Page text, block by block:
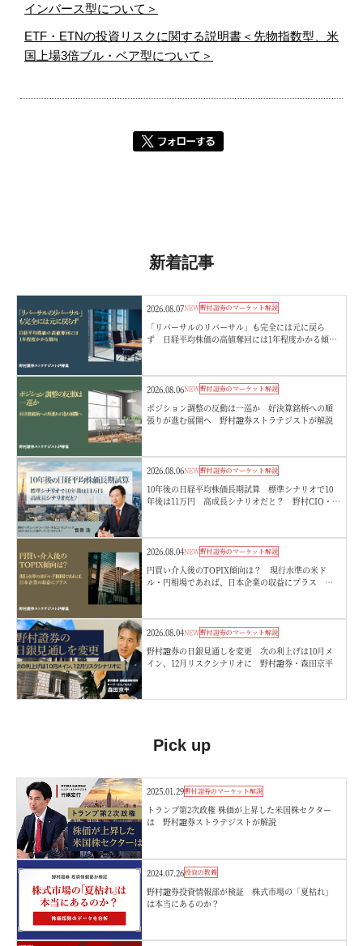
インバース型について＞
ETF・ETNの投資リスクに関する説明書＜先物指数型、米
国上場3倍ブル・ベア型について＞
新着記事
2026.08.07NEW野村證券のマーケット解説
「リバーサルのリバーサル」も完全には元に戻ら
ず 日経平均株価の高値奪回には1年程度かかる傾
2026.08.06NEW野村證券のマーケット解説
ポジション調整の反動は一巡か 好決算銘柄への順
張りが進む展開へ 野村證券ストラテジストが解説
2026.08.06NEW野村證券のマーケット解説
10年後の日経平均株価長期試算 標準シナリオで10
年後は11万円 高成長シナリオだと？ 野村CIO・宮
2026.08.04NEW野村證券のマーケット解説
円買い介入後のTOPIX傾向は？ 現行水準の米ド
ル・円相場であれば、日本企業の収益にプラス 野
2026.08.04NEW野村證券のマーケット解説
野村證券の日銀見通しを変更 次の利上げは10月メ
イン、12月リスクシナリオに 野村證券・森田京平
Pick up
2025.01.29野村證券のマーケット解説
トランプ第2次政権 株価が上昇した米国株セクター
は 野村證券ストラテジストが解説
2024.07.26投資の教養
野村證券投資情報部が検証 株式市場の「夏枯れ」
は本当にあるのか？